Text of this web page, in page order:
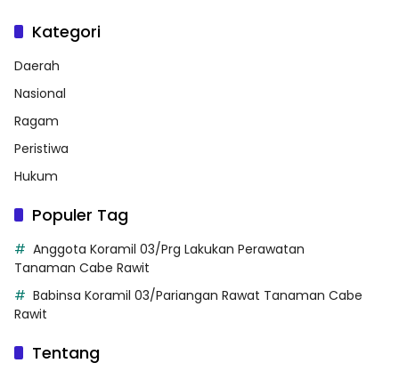
Kategori
Daerah
Nasional
Ragam
Peristiwa
Hukum
Populer Tag
Anggota Koramil 03/Prg Lakukan Perawatan
Tanaman Cabe Rawit
Babinsa Koramil 03/Pariangan Rawat Tanaman Cabe
Rawit
Tentang